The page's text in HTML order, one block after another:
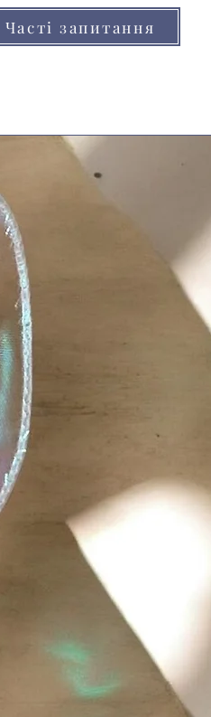
Часті запитання